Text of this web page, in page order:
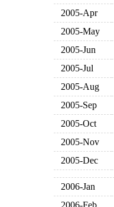
2005-Apr
2005-May
2005-Jun
2005-Jul
2005-Aug
2005-Sep
2005-Oct
2005-Nov
2005-Dec
2006-Jan
2006-Feb